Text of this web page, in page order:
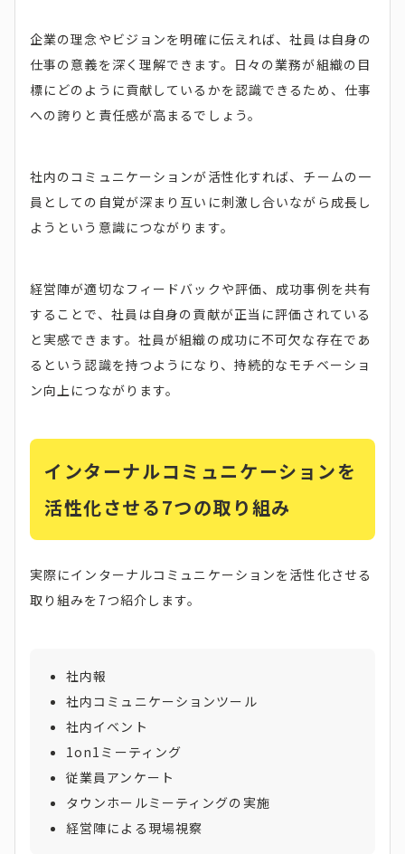
企業の理念やビジョンを明確に伝えれば、社員は自身の
仕事の意義を深く理解できます。日々の業務が組織の目
標にどのように貢献しているかを認識できるため、仕事
への誇りと責任感が高まるでしょう。
社内のコミュニケーションが活性化すれば、チームの一
員としての自覚が深まり互いに刺激し合いながら成長し
ようという意識につながります。
経営陣が適切なフィードバックや評価、成功事例を共有
することで、社員は自身の貢献が正当に評価されている
と実感できます。社員が組織の成功に不可欠な存在であ
るという認識を持つようになり、持続的なモチベーショ
ン向上につながります。
インターナルコミュニケーションを
活性化させる7つの取り組み
実際にインターナルコミュニケーションを活性化させる
取り組みを7つ紹介します。
社内報
社内コミュニケーションツール
社内イベント
1on1ミーティング
従業員アンケート
タウンホールミーティングの実施
経営陣による現場視察